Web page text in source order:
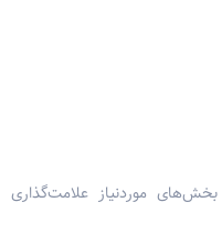
بخش‌های موردنیاز علامت‌گذاری